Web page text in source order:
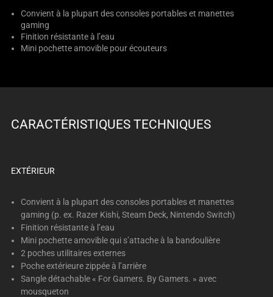
with
large
a
thumbnails
any
the
image
buttons
change
the
Convient à la plupart des consoles portables et manettes
gaming
Finition résistante à l’eau
Mini pochette amovible pour écouteurs
CARACTÉRISTIQUES TECHNIQUES
EXTÉRIEUR
Convient à la plupart des consoles portables et manettes
gaming (p. ex. Razer Kishi, Steam Deck, Nintendo Switch)
Finition résistante à l’eau
Mini pochette amovible qui s’attache à la bandoulière
2 poches utilitaires externes
Poche extérieure zippée à l’arrière
Sangle détachable « For Gamers. By Gamers. » avec
mousqueton